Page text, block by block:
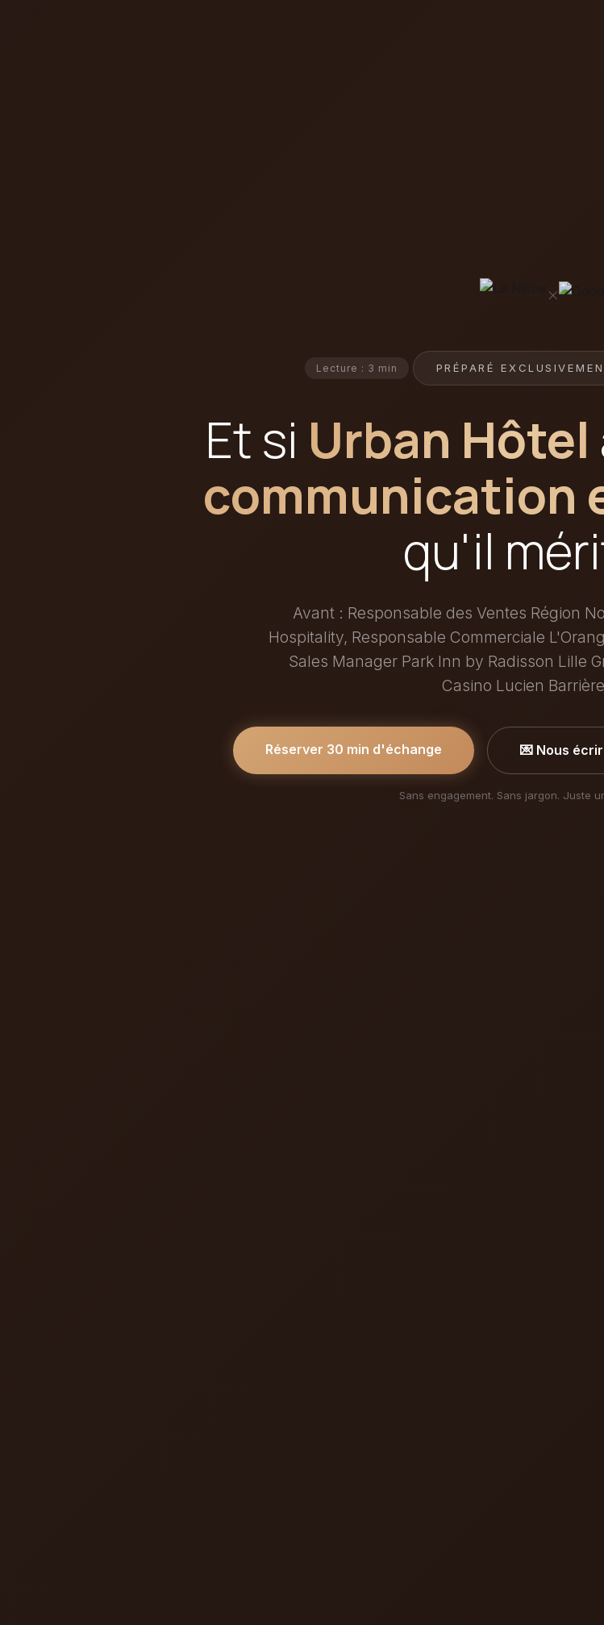
×
Lecture : 3 min PRÉPARÉ
Et si Urban Hôtel
communication
qu'il
Avant : Responsable des Ventes Région
Hospitality, Responsable Commerciale
Sales Manager Park Inn by Radisson Lille
Casino Lucien
Réserver 30 min d'échange 💌 Nous
Sans engagement. Sans jargon. Juste